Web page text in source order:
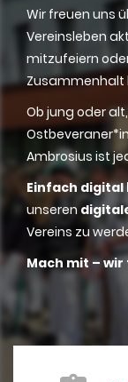
Wir freuen uns
Vereinsleben
mitzufeiern
Zusammenhalt
Ob jung oder
Ambrosius ist
Einfach
unseren
Vereins zu
Mach mit –